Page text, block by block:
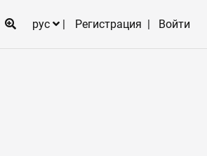
рус
Регистрация Войти